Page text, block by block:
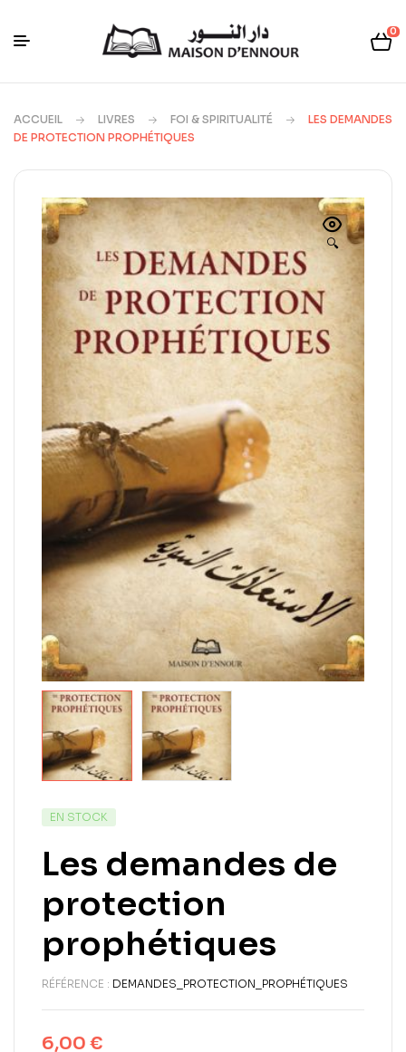
0
ACCUEIL LIVRES FOI & SPIRITUALITÉ
LES DEMANDES
DE PROTECTION PROPHÉTIQUES
🔍
EN STOCK
Les demandes de
protection
prophétiques
RÉFÉRENCE : DEMANDES_PROTECTION_PROPHÉTIQUES
6,00 €